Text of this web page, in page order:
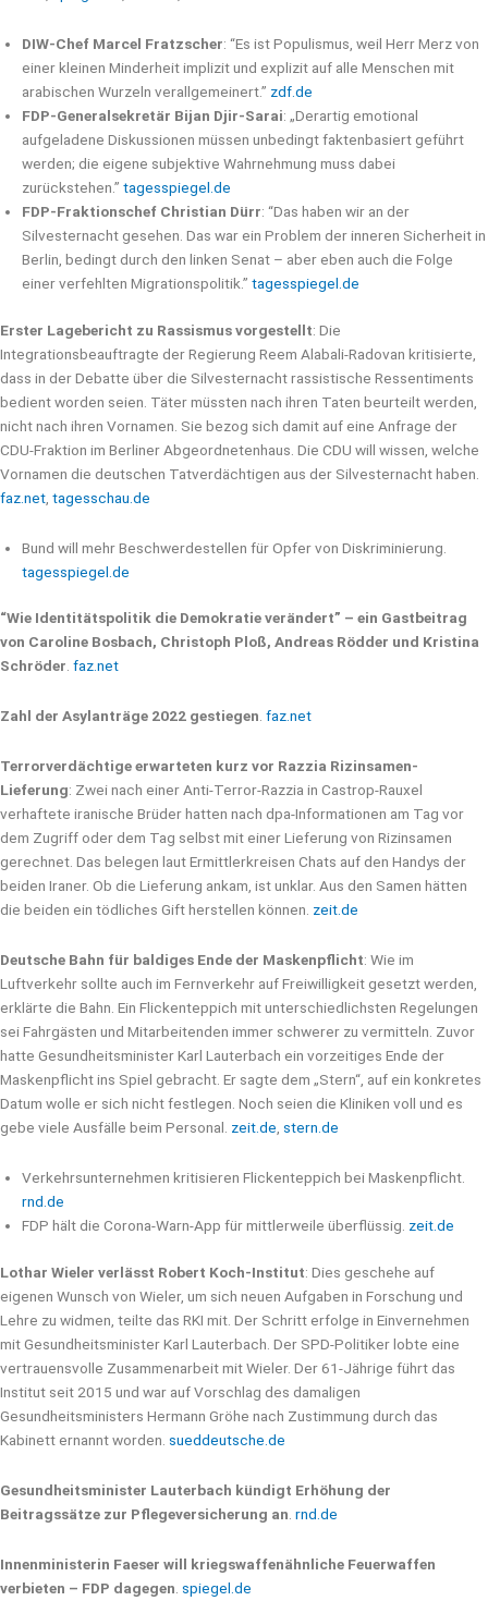
DIW-Chef Marcel Fratzscher: “Es ist Populismus, weil Herr Merz von
einer kleinen Minderheit implizit und explizit auf alle Menschen mit
arabischen Wurzeln verallgemeinert.” zdf.de
FDP-Generalsekretär Bijan Djir-Sarai: „Derartig emotional
aufgeladene Diskussionen müssen unbedingt faktenbasiert geführt
werden; die eigene subjektive Wahrnehmung muss dabei
zurückstehen.” tagesspiegel.de
FDP-Fraktionschef Christian Dürr: “Das haben wir an der
Silvesternacht gesehen. Das war ein Problem der inneren Sicherheit in
Berlin, bedingt durch den linken Senat – aber eben auch die Folge
einer verfehlten Migrationspolitik.” tagesspiegel.de
Erster Lagebericht zu Rassismus vorgestellt: Die
Integrationsbeauftragte der Regierung Reem Alabali-Radovan kritisierte,
dass in der Debatte über die Silvesternacht rassistische Ressentiments
bedient worden seien. Täter müssten nach ihren Taten beurteilt werden,
nicht nach ihren Vornamen. Sie bezog sich damit auf eine Anfrage der
CDU-Fraktion im Berliner Abgeordnetenhaus. Die CDU will wissen, welche
Vornamen die deutschen Tatverdächtigen aus der Silvesternacht haben.
faz.net tagesschau.de
Bund will mehr Beschwerdestellen für Opfer von Diskriminierung.
tagesspiegel.de
“Wie Identitätspolitik die Demokratie verändert” – ein Gastbeitrag
von Caroline Bosbach, Christoph Ploß, Andreas Rödder und Kristina
Schröder. faz.net
Zahl der Asylanträge 2022 gestiegen. faz.net
Terrorverdächtige erwarteten kurz vor Razzia Rizinsamen-
Lieferung: Zwei nach einer Anti-Terror-Razzia in Castrop-Rauxel
verhaftete iranische Brüder hatten nach dpa-Informationen am Tag vor
dem Zugriff oder dem Tag selbst mit einer Lieferung von Rizinsamen
gerechnet. Das belegen laut Ermittlerkreisen Chats auf den Handys der
beiden Iraner. Ob die Lieferung ankam, ist unklar. Aus den Samen hätten
die beiden ein tödliches Gift herstellen können. zeit.de
Deutsche Bahn für baldiges Ende der Maskenpflicht: Wie im
Luftverkehr sollte auch im Fernverkehr auf Freiwilligkeit gesetzt werden,
erklärte die Bahn. Ein Flickenteppich mit unterschiedlichsten Regelungen
sei Fahrgästen und Mitarbeitenden immer schwerer zu vermitteln. Zuvor
hatte Gesundheitsminister Karl Lauterbach ein vorzeitiges Ende der
Maskenpflicht ins Spiel gebracht. Er sagte dem „Stern“, auf ein konkretes
Datum wolle er sich nicht festlegen. Noch seien die Kliniken voll und es
gebe viele Ausfälle beim Personal. zeit.de stern.de
Verkehrsunternehmen kritisieren Flickenteppich bei Maskenpflicht.
rnd.de
FDP hält die Corona-Warn-App für mittlerweile überflüssig. zeit.de
Lothar Wieler verlässt Robert Koch-Institut: Dies geschehe auf
eigenen Wunsch von Wieler, um sich neuen Aufgaben in Forschung und
Lehre zu widmen, teilte das RKI mit. Der Schritt erfolge in Einvernehmen
mit Gesundheitsminister Karl Lauterbach. Der SPD-Politiker lobte eine
vertrauensvolle Zusammenarbeit mit Wieler. Der 61-Jährige führt das
Institut seit 2015 und war auf Vorschlag des damaligen
Gesundheitsministers Hermann Gröhe nach Zustimmung durch das
Kabinett ernannt worden. sueddeutsche.de
Gesundheitsminister Lauterbach kündigt Erhöhung der
Beitragssätze zur Pflegeversicherung an rnd.de
Innenministerin Faeser will kriegswaffenähnliche Feuerwaffen
verbieten – FDP dagegen spiegel.de